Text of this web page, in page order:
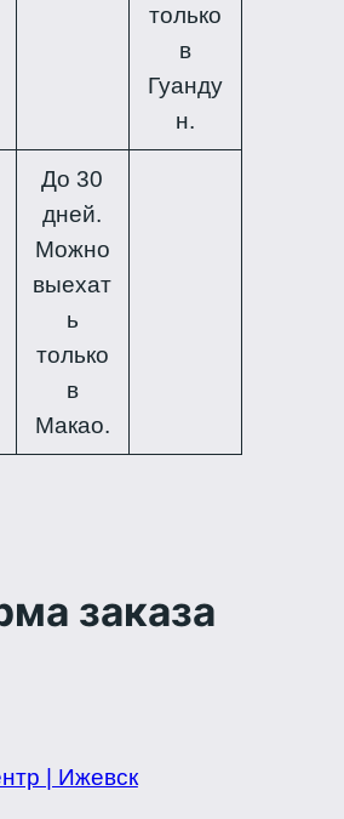
только
в
Гуанду
н.
До 30
дней.
Можно
выехат
ь
только
в
Макао.
заказа